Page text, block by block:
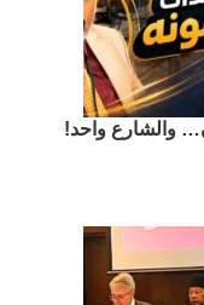
والشارع واحد!